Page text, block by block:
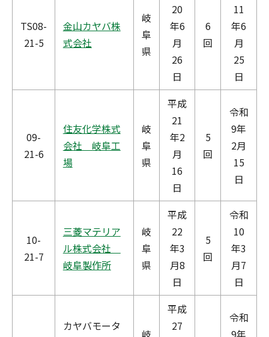
TS08-
21-5
金山カヤバ株
式会社
岐
阜
県
20
年6
月
26
日
6
回
11
年6
月
25
日
09-
21-6
住友化学株式
会社 岐阜工
場
岐
阜
県
平成
21
年2
月
16
日
5
回
令和
9年
2月
15
日
10-
21-7
三菱マテリア
ル株式会社
岐阜製作所
岐
阜
県
平成
22
年3
月8
日
5
回
令和
10
年3
月7
日
カヤバモータ
岐
平成
27
令和
9年